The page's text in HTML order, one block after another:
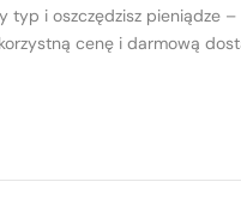
typ i oszczędzisz pieniądze
cenę i darmową